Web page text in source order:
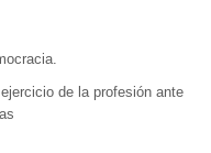
de la profesión ante